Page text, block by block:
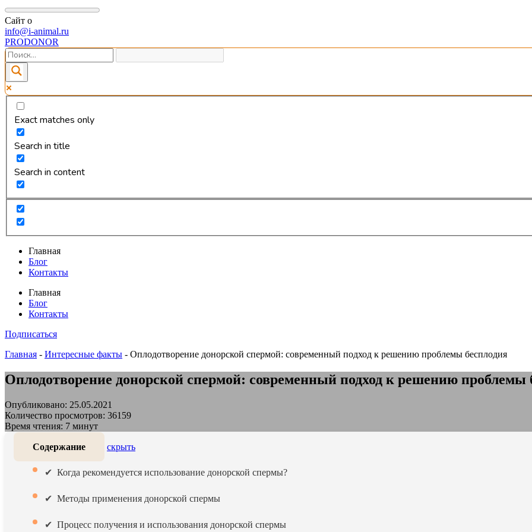
Сайт о
info@i-animal.ru
PRODONOR
Exact matches only
Search in title
Search in content
Главная
Блог
Контакты
Главная
Блог
Контакты
Подписаться
Главная - Интересные факты - Оплодотворение донорской спермой: современный подход к решению проблемы бесплодия
Оплодотворение донорской спермой: современный подход к решению проблемы
Опубликовано: 25.05.2021
Количество просмотров: 36159
Время чтения: 7 минут
Содержание скрыть
Когда рекомендуется использование донорской спермы?
Методы применения донорской спермы
Процесс получения и использования донорской спермы